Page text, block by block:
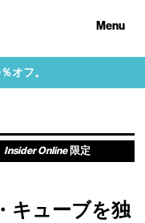
Menu
オフ。
Insider Online 限定
キューブを独